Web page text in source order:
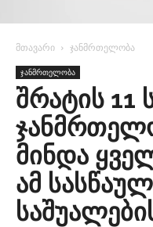
მთავარი ჯანმრთელობა
ჯანმრთელობა
შრატის 11
მინდა
ამ